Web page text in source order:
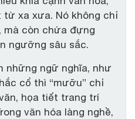
xa xưa. Nó không chỉ
còn chứa đựng
ngưỡng sâu sắc.
những ngữ nghĩa, như
cổ thì “mưỡu” chỉ
họa tiết trang trí
văn hóa làng nghề,